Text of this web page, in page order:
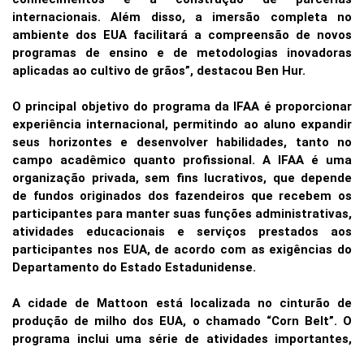
internacionais. Além disso, a imersão completa no
ambiente dos EUA facilitará a compreensão de novos
programas de ensino e de metodologias inovadoras
aplicadas ao cultivo de grãos”, destacou Ben Hur.
O principal objetivo do programa da IFAA é proporcionar
experiência internacional, permitindo ao aluno expandir
seus horizontes e desenvolver habilidades, tanto no
campo acadêmico quanto profissional. A IFAA é uma
organização privada, sem fins lucrativos, que depende
de fundos originados dos fazendeiros que recebem os
participantes para manter suas funções administrativas,
atividades educacionais e serviços prestados aos
participantes nos EUA, de acordo com as exigências do
Departamento do Estado Estadunidense.
A cidade de Mattoon está localizada no cinturão de
produção de milho dos EUA, o chamado “Corn Belt”. O
programa inclui uma série de atividades importantes,